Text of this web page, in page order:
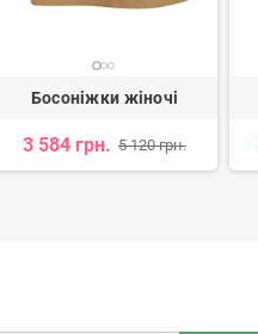
Босоніжки жіночі
3 584 грн. 5 120 грн.